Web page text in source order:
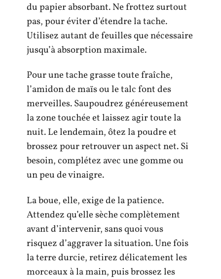
du papier absorbant. Ne frottez surtout
pas, pour éviter d’étendre la tache.
Utilisez autant de feuilles que nécessaire
jusqu’à absorption maximale.
Pour une tache grasse toute fraîche,
l’amidon de maïs ou le talc font des
merveilles. Saupoudrez généreusement
la zone touchée et laissez agir toute la
nuit. Le lendemain, ôtez la poudre et
brossez pour retrouver un aspect net. Si
besoin, complétez avec une gomme ou
un peu de vinaigre.
La boue, elle, exige de la patience.
Attendez qu’elle sèche complètement
avant d’intervenir, sans quoi vous
risquez d’aggraver la situation. Une fois
la terre durcie, retirez délicatement les
morceaux à la main, puis brossez les